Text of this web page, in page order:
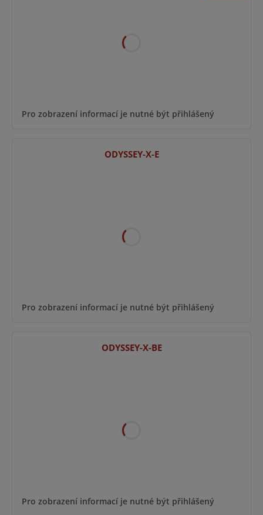
Pro zobrazení informací je nutné být přihlášený
ODYSSEY-X-E
Pro zobrazení informací je nutné být přihlášený
ODYSSEY-X-BE
Pro zobrazení informací je nutné být přihlášený